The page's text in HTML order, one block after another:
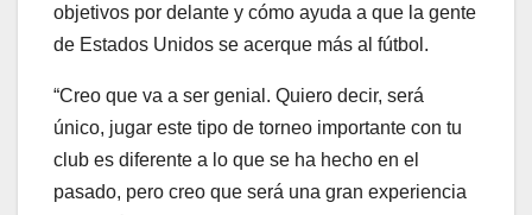
objetivos por delante y cómo ayuda a que la gente
de Estados Unidos se acerque más al fútbol.
“Creo que va a ser genial. Quiero decir, será
único, jugar este tipo de torneo importante con tu
club es diferente a lo que se ha hecho en el
pasado, pero creo que será una gran experiencia